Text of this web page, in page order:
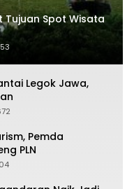
Tujuan Spot Wisata
Legok Jawa,
Pemda
PLN